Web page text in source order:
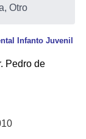
Otro
Infanto Juvenil
Pedro de